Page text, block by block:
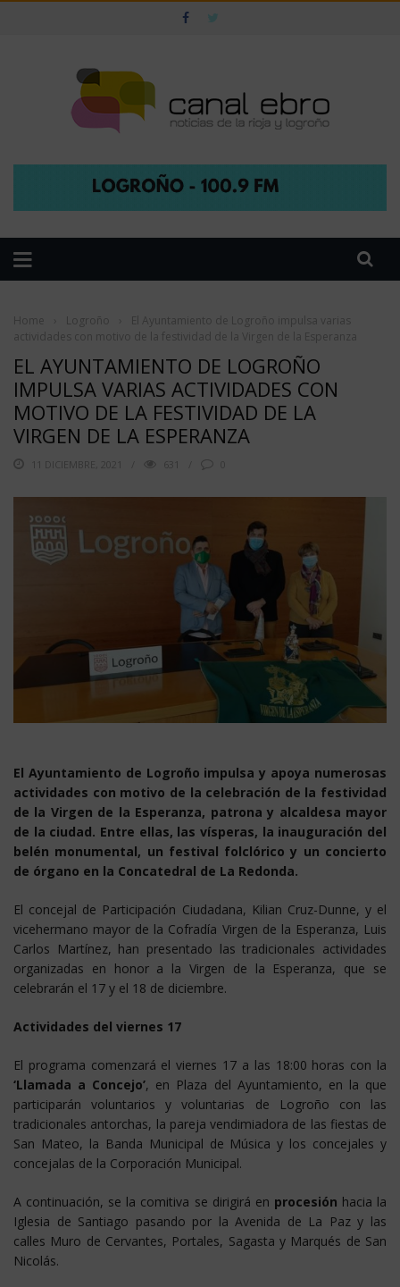
Home Logroño
El Ayuntamiento de Logroño impulsa varias
actividades con motivo de la festividad de la Virgen de la Esperanza
EL AYUNTAMIENTO DE LOGROÑO
IMPULSA VARIAS ACTIVIDADES CON
MOTIVO DE LA FESTIVIDAD DE LA
VIRGEN DE LA ESPERANZA
11 DICIEMBRE, 2021 631
El Ayuntamiento de Logroño impulsa y apoya numerosas
actividades con motivo de la celebración de la festividad
de la Virgen de la Esperanza, patrona y alcaldesa mayor
de la ciudad. Entre ellas, las vísperas, la inauguración del
belén monumental, un festival folclórico y un concierto
de órgano en la Concatedral de La Redonda.
El concejal de Participación Ciudadana, Kilian Cruz-Dunne, y el
vicehermano mayor de la Cofradía Virgen de la Esperanza, Luis
Carlos Martínez, han presentado las tradicionales actividades
organizadas en honor a la Virgen de la Esperanza, que se
celebrarán el 17 y el 18 de diciembre.
Actividades del viernes 17
El programa comenzará el viernes 17 a las 18:00 horas con la
‘Llamada a Concejo’, en Plaza del Ayuntamiento, en la que
participarán voluntarios y voluntarias de Logroño con las
tradicionales antorchas, la pareja vendimiadora de las fiestas de
San Mateo, la Banda Municipal de Música y los concejales y
concejalas de la Corporación Municipal.
A continuación, se la comitiva se dirigirá en procesión hacia la
Iglesia de Santiago pasando por la Avenida de La Paz y las
calles Muro de Cervantes, Portales, Sagasta y Marqués de San
Nicolás.